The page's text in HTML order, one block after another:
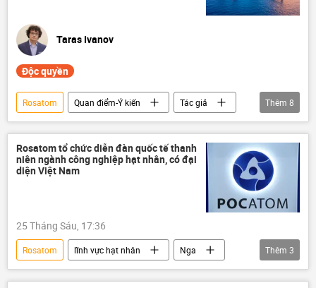
Taras Ivanov
Độc quyền
Rosatom Quan điểm-Ý kiến
Tác giả
Hợp tác Nga-Việt
Vietsovpetro
Bạch Hổ
Tập đoàn Dầu khí Quốc gia Việt Nam
Thêm 8
Rosatom tổ chức diễn đàn quốc tế thanh
niên ngành công nghiệp hạt nhân, có đại
diện Việt Nam
25 Tháng Sáu, 17:36
Rosatom lĩnh vực hạt nhân
Nga
Việt Nam
IAEA EVN
Thêm 3